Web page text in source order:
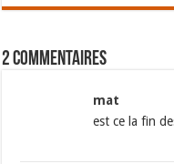
2 commentaires
mat
est ce la fin